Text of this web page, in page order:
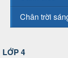
Chân trời
LỚP 4